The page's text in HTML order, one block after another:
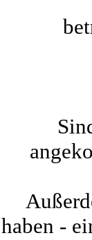
haben -